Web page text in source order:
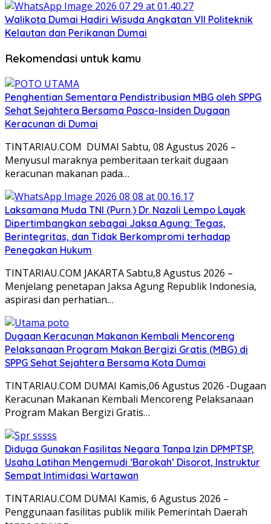
Walikota Dumai Hadiri Wisuda Angkatan VII Politeknik
Kelautan dan Perikanan Dumai
Rekomendasi untuk kamu
Penghentian Sementara Pendistribusian MBG oleh SPPG
Sehat Sejahtera Bersama Pasca-Insiden Dugaan
Keracunan di Dumai
TINTARIAU.COM DUMAI Sabtu, 08 Agustus 2026 –
Menyusul maraknya pemberitaan terkait dugaan
keracunan makanan pada…
Laksamana Muda TNI (Purn.) Dr. Nazali Lempo Layak
Dipertimbangkan sebagai Jaksa Agung: Tegas,
Berintegritas, dan Tidak Berkompromi terhadap
Penegakan Hukum
TINTARIAU.COM JAKARTA Sabtu,8 Agustus 2026 –
Menjelang penetapan Jaksa Agung Republik Indonesia,
aspirasi dan perhatian…
Dugaan Keracunan Makanan Kembali Mencoreng
Pelaksanaan Program Makan Bergizi Gratis (MBG) di
SPPG Sehat Sejahtera Bersama Kota Dumai
TINTARIAU.COM DUMAI Kamis,06 Agustus 2026 -Dugaan
Keracunan Makanan Kembali Mencoreng Pelaksanaan
Program Makan Bergizi Gratis…
Diduga Gunakan Fasilitas Negara Tanpa Izin DPMPTSP,
Usaha Latihan Mengemudi ‘Barokah’ Disorot, Instruktur
Sempat Intimidasi Wartawan
TINTARIAU.COM DUMAI Kamis, 6 Agustus 2026 –
Penggunaan fasilitas publik milik Pemerintah Daerah